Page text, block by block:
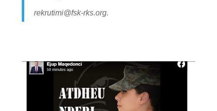
rekrutimi@fsk-rks.org.